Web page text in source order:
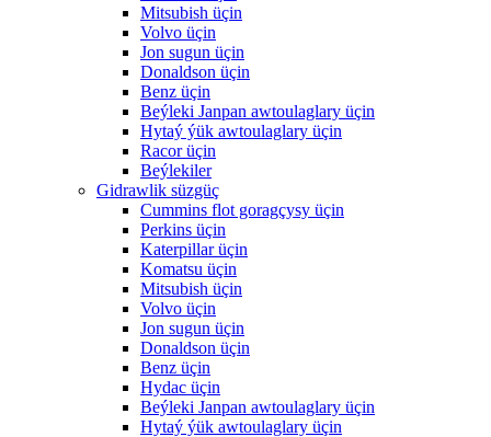
Mitsubish üçin
Volvo üçin
Jon sugun üçin
Donaldson üçin
Benz üçin
Beýleki Janpan awtoulaglary üçin
Hytaý ýük awtoulaglary üçin
Racor üçin
Beýlekiler
Gidrawlik süzgüç
Cummins flot goragçysy üçin
Perkins üçin
Katerpillar üçin
Komatsu üçin
Mitsubish üçin
Volvo üçin
Jon sugun üçin
Donaldson üçin
Benz üçin
Hydac üçin
Beýleki Janpan awtoulaglary üçin
Hytaý ýük awtoulaglary üçin